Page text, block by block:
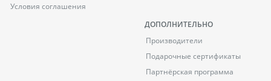
Условия соглашения
ДОПОЛНИТЕЛЬНО
Производители
Подарочные сертификаты
Партнёрская программа